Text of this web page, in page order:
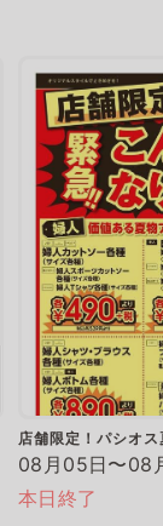
店舗限定！パシオ
08月05日〜08
本日終了